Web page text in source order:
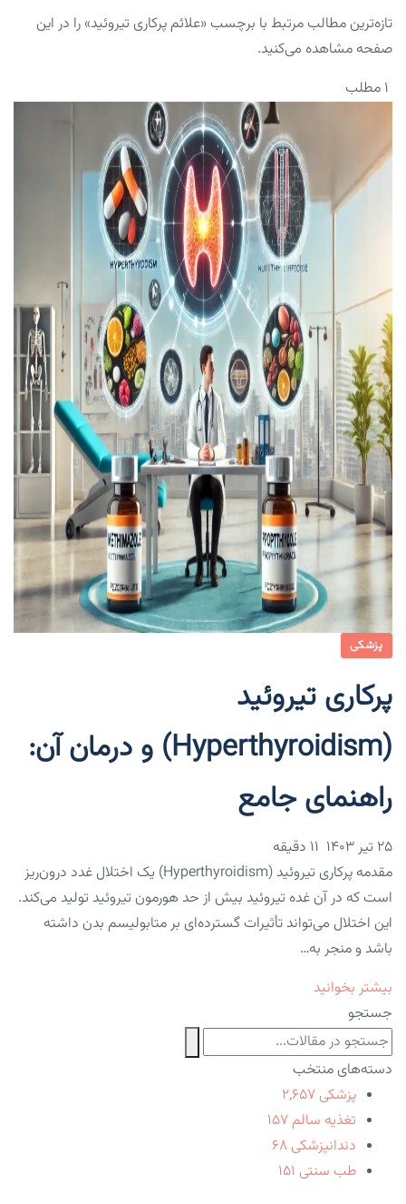
تازه‌ترین مطالب مرتبط با برچسب «علائم پرکاری تیروئید» را در این
صفحه مشاهده می‌کنید.
۱ مطلب
پزشکی
پرکاری تیروئید
(Hyperthyroidism) و درمان آن:
راهنمای جامع
۲۵ تیر ۱۴۰۳
مقدمه پرکاری تیروئید (Hyperthyroidism) یک اختلال غدد درون‌ریز
است که در آن غده تیروئید بیش از حد هورمون تیروئید تولید می‌کند.
این اختلال می‌تواند تأثیرات گسترده‌ای بر متابولیسم بدن داشته
باشد و منجر به…
بیشتر بخوانید
جستجو
دسته‌های منتخب
پزشکی ۲,۶۵۷
تغذیه سالم ۱۵۷
دندانپزشکی ۶۸
طب سنتی ۱۵۱